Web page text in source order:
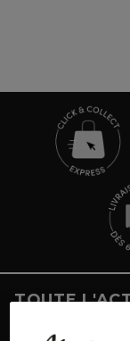
TOUTE
Inscrivez-vous